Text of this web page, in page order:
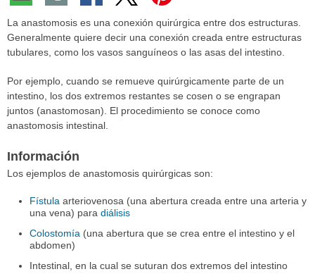
La anastomosis es una conexión quirúrgica entre dos estructuras.
Generalmente quiere decir una conexión creada entre estructuras
tubulares, como los vasos sanguíneos o las asas del intestino.
Por ejemplo, cuando se remueve quirúrgicamente parte de un
intestino, los dos extremos restantes se cosen o se engrapan
juntos (anastomosan). El procedimiento se conoce como
anastomosis intestinal.
Información
Los ejemplos de anastomosis quirúrgicas son:
Fístula arteriovenosa (una abertura creada entre una arteria y
una vena) paradiálisis
Colostomía (una abertura que se crea entre el intestino y el
abdomen)
Intestinal, en la cual se suturan dos extremos del intestino